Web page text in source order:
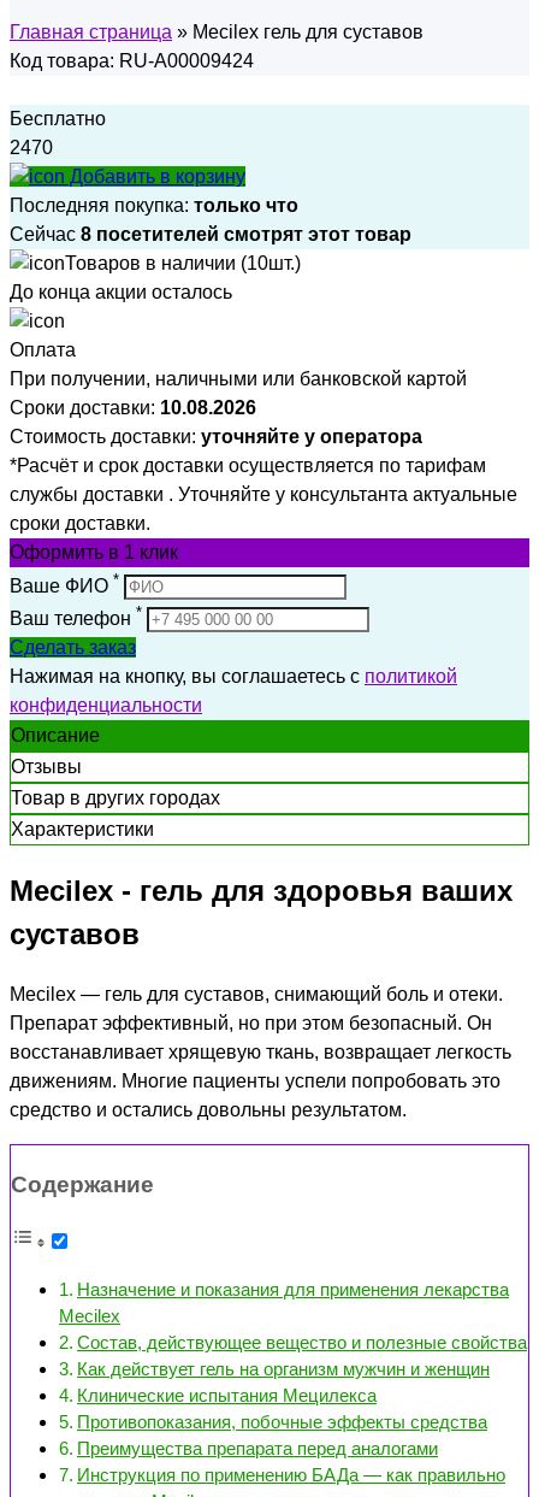
Главная страница » Mecilex гель для суставов
Код товара: RU-A00009424
Бесплатно
2470
Добавить в корзину
Последняя покупка: только что
Сейчас 8 посетителей смотрят этот товар
Товаров в наличии (10шт.)
До конца акции осталось
Оплата
При получении, наличными или банковской картой
Сроки доставки: 10.08.2026
Стоимость доставки: уточняйте у оператора
*Расчёт и срок доставки осуществляется по тарифам
службы доставки . Уточняйте у консультанта актуальные
сроки доставки.
Оформить в 1 клик
Ваше ФИО *
Ваш телефон *
Сделать заказ
Нажимая на кнопку, вы соглашаетесь с политикой
конфиденциальности
Описание
Отзывы
Товар в других городах
Характеристики
Mecilex - гель для здоровья ваших
суставов
Mecilex — гель для суставов, снимающий боль и отеки.
Препарат эффективный, но при этом безопасный. Он
восстанавливает хрящевую ткань, возвращает легкость
движениям. Многие пациенты успели попробовать это
средство и остались довольны результатом.
Содержание
Назначение и показания для применения лекарства
Mecilex
Состав, действующее вещество и полезные свойства
Как действует гель на организм мужчин и женщин
Клинические испытания Мецилекса
Противопоказания, побочные эффекты средства
Преимущества препарата перед аналогами
Инструкция по применению БАДа — как правильно